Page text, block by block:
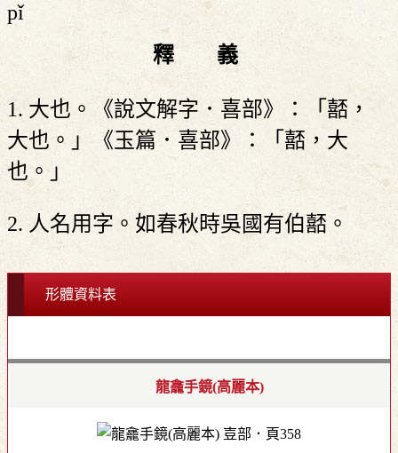
pǐ
釋 義
1. 大也。《說文解字．喜部》：「嚭，
大也。」《玉篇．喜部》：「嚭，大
也。」
2. 人名用字。如春秋時吳國有伯嚭。
形體資料表
龍龕手鏡(高麗本)